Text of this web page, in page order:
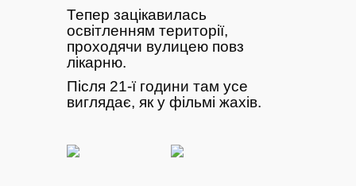
Тепер зацікавилась
освітленням території,
проходячи вулицею повз
лікарню.
Після 21-ї години там усе
виглядає, як у фільмі жахів.